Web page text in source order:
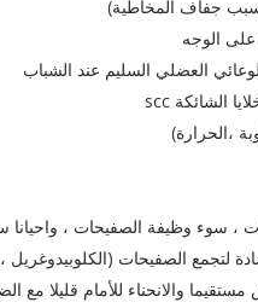
مستقيما والانحناء للأمام قليلا